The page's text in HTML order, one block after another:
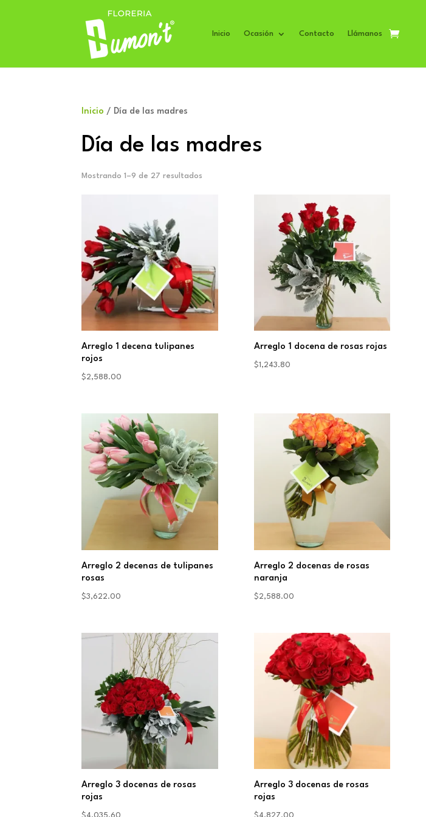
Inicio Ocasión Contacto Llámanos
Inicio / Día de las madres
Día de las madres
Mostrando 1–9 de 27 resultados
Arreglo 1 decena tulipanes
rojos
$2,588.00
Arreglo 1 docena de rosas rojas
$1,243.80
Arreglo 2 decenas de tulipanes
rosas
$3,622.00
Arreglo 2 docenas de rosas
naranja
$2,588.00
Arreglo 3 docenas de rosas
rojas
Arreglo 3 docenas de rosas
rojas